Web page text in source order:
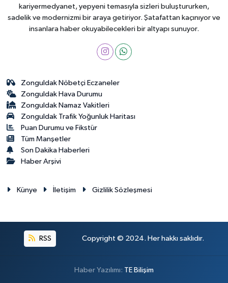
kariyermedyanet, yepyeni temasıyla sizleri buluştururken,
sadelik ve modernizmi bir araya getiriyor. Şatafattan kaçınıyor ve
insanlara haber okuyabilecekleri bir altyapı sunuyor.
Zonguldak Nöbetçi Eczaneler
Zonguldak Hava Durumu
Zonguldak Namaz Vakitleri
Zonguldak Trafik Yoğunluk Haritası
Puan Durumu ve Fikstür
Tüm Manşetler
Son Dakika Haberleri
Haber Arşivi
Künye İletişim Gizlilik Sözleşmesi
RSS Copyright © 2024. Her hakkı saklıdır.
Haber Yazılımı: TE Bilişim